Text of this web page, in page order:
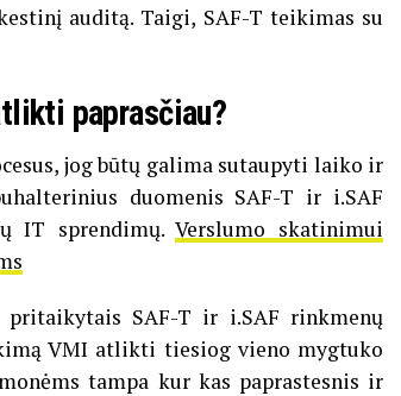
auditą. Taigi, SAF-T teikimas su
paprasčiau?
jog būtų galima sutaupyti laiko ir
duomenis SAF-T ir i.SAF
IT sprendimų.Verslumo skatinimui
SAF-T ir i.SAF rinkmenų
VMI atlikti tiesiog vieno mygtuko
tampa kur kas paprastesnis ir